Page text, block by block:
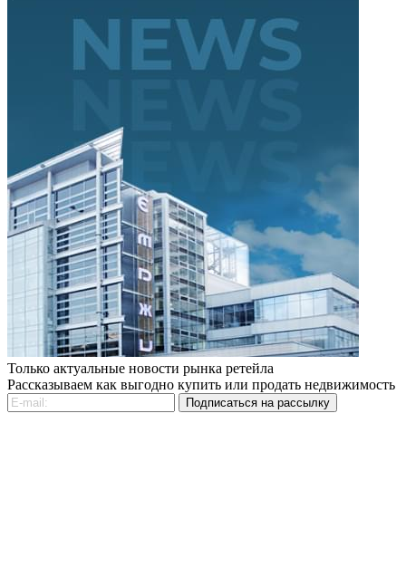
Только актуальные новости рынка ретейла
Рассказываем как выгодно купить или продать недвижимость